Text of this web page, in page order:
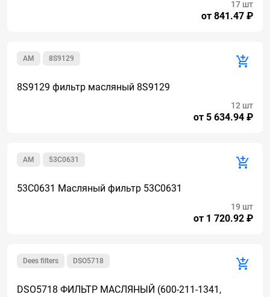
от 841.47 ₽
17 шт
8S9129
AM
8S9129 фильтр масляный 8S9129
от 5 634.94 ₽
12 шт
53C0631
AM
53C0631 Масляный фильтр 53C0631
от 1 720.92 ₽
19 шт
DSO5718
Dees filters
DSO5718 ФИЛЬТР МАСЛЯНЫЙ (600-211-1341,